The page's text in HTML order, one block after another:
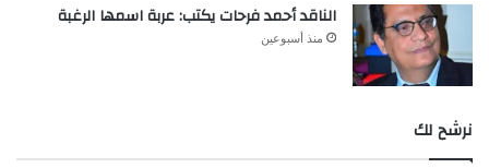
الناقد أحمد فرحات يكتب: عربة اسمها الرغبة
منذ أسبوعين
نرشح لك